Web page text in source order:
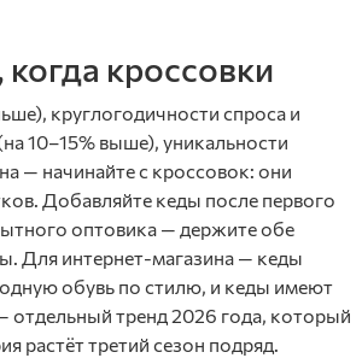
кроссовки
круглогодичности спроса и
10–15% выше), уникальности
— начинайте с кроссовок: они
Добавляйте кеды после первого
оптовика — держите обе
Для интернет-магазина — кеды
обувь по стилю, и кеды имеют
тренд 2026 года, который
растёт третий сезон подряд.